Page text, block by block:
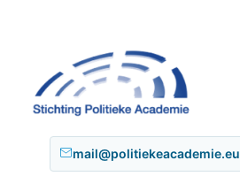
inhoud
mail@politiekeacademie.eu